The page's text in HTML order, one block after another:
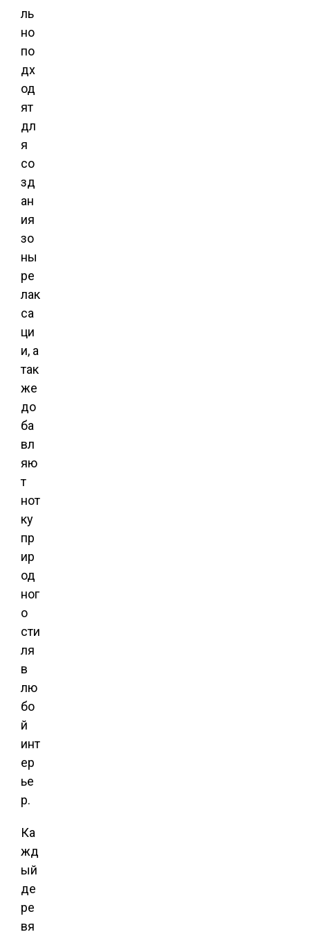
ль
но
по
дх
од
ят
дл
я
со
зд
ан
ия
зо
ны
ре
лак
са
ци
и, а
так
же
до
ба
вл
яю
т
нот
ку
пр
ир
од
ног
о
сти
ля
в
лю
бо
й
инт
ер
ье
р.
Ка
жд
ый
де
ре
вя